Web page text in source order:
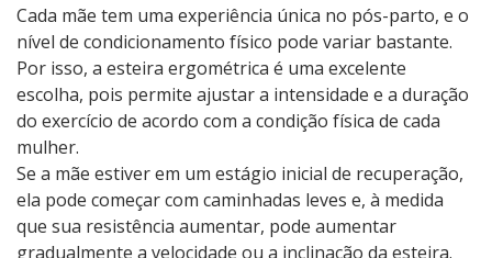
Cada mãe tem uma experiência única no pós-parto, e o
nível de condicionamento físico pode variar bastante.
Por isso, a esteira ergométrica é uma excelente
escolha, pois permite ajustar a intensidade e a duração
do exercício de acordo com a condição física de cada
mulher.
Se a mãe estiver em um estágio inicial de recuperação,
ela pode começar com caminhadas leves e, à medida
que sua resistência aumentar, pode aumentar
gradualmente a velocidade ou a inclinação da esteira.